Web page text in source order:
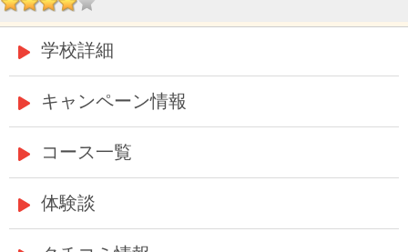
学校詳細
キャンペーン情報
コース一覧
体験談